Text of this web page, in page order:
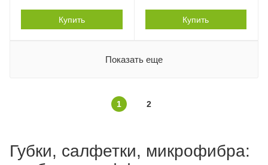
Купить Купить
Показать еще
1 2
Губки, салфетки, микрофибра: